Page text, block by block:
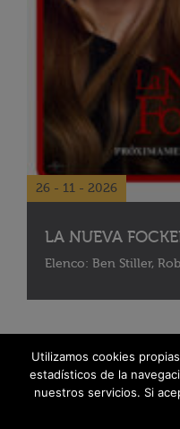
26 - 11 - 2026
LA NUEVA
Elenco: Ben Stiller,
Utilizamos cookies
estadísticos de la
nuestros servicios. Si